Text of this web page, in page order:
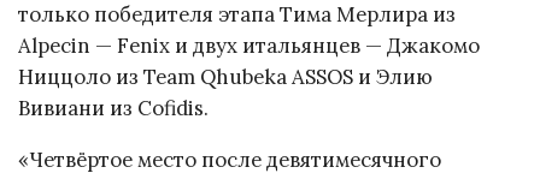
только победителя этапа Тима Мерлира из
Alpecin — Fenix и двух итальянцев — Джакомо
Ниццоло из Team Qhubeka ASSOS и Элию
Вивиани из Cofidis.
«Четвёртое место после девятимесячного